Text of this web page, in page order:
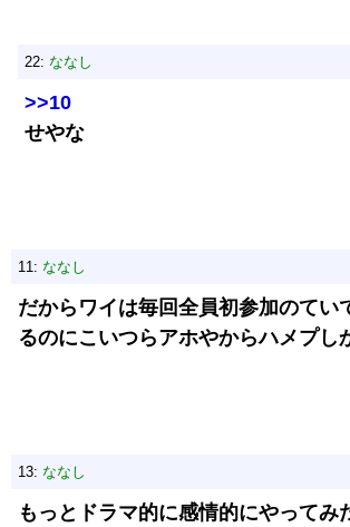
22: ななし
>>10
せやな
11: ななし
だからワイは毎回全員初参加のてい
るのにこいつらアホやからハメプし
13: ななし
もっとドラマ的に感情的にやってみ